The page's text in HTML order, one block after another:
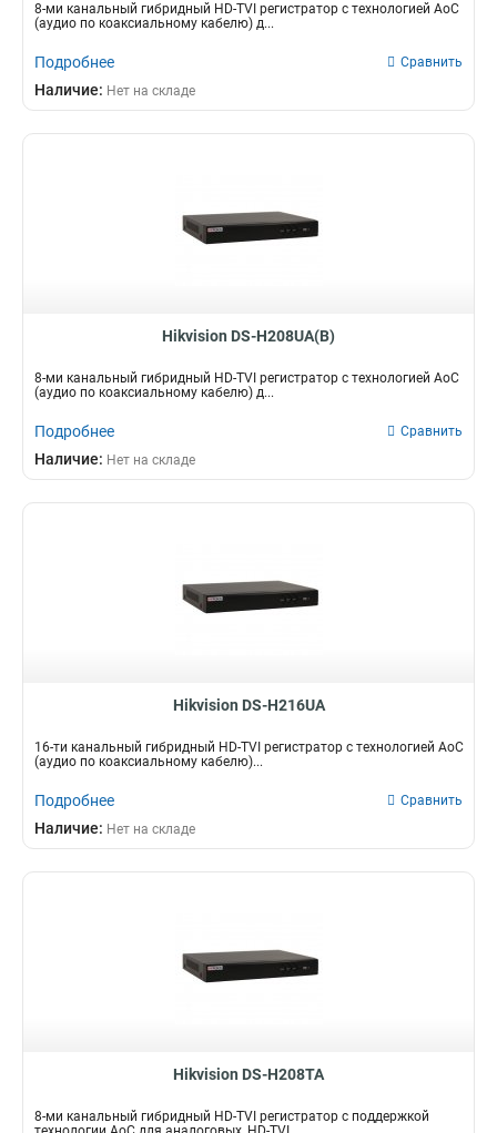
8-ми канальный гибридный HD-TVI регистратор c технологией AoC
(аудио по коаксиальному кабелю) д...
Подробнее Сравнить
Наличие: Нет на складе
Hikvision DS-H208UA(B)
8-ми канальный гибридный HD-TVI регистратор c технологией AoC
(аудио по коаксиальному кабелю) д...
Подробнее Сравнить
Наличие: Нет на складе
Hikvision DS-H216UA
16-ти канальный гибридный HD-TVI регистратор c технологией AoC
(аудио по коаксиальному кабелю)...
Подробнее Сравнить
Наличие: Нет на складе
Hikvision DS-H208TA
8-ми канальный гибридный HD-TVI регистратор с поддержкой